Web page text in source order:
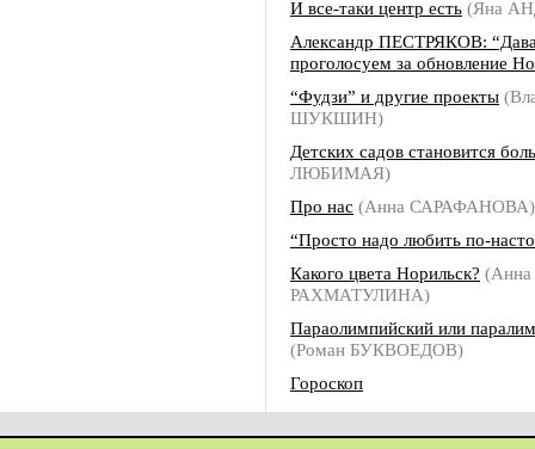
И все-таки центр есть (Яна
Александр ПЕСТРЯКОВ:
проголосуем за обновление
“Фудзи” и другие проекты
ШУКШИН)
Детских садов становится
ЛЮБИМАЯ)
Про нас (Анна САРАФАНОВА)
“Просто надо любить по-
Какого цвета Норильск? (Анна
РАХМАТУЛИНА)
Параолимпийский или
(Роман БУКВОЕДОВ)
Гороскоп